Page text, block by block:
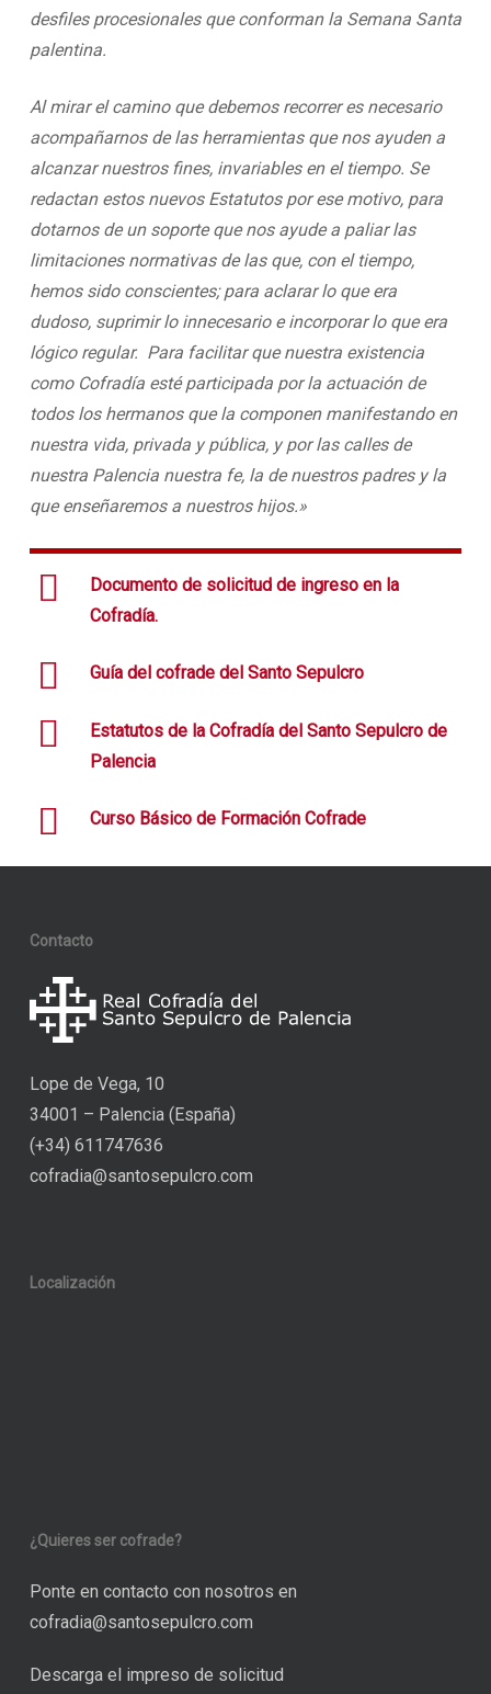
desfiles procesionales que conforman la Semana Santa
palentina.
Al mirar el camino que debemos recorrer es necesario
acompañarnos de las herramientas que nos ayuden a
alcanzar nuestros fines, invariables en el tiempo. Se
redactan estos nuevos Estatutos por ese motivo, para
dotarnos de un soporte que nos ayude a paliar las
limitaciones normativas de las que, con el tiempo,
hemos sido conscientes; para aclarar lo que era
dudoso, suprimir lo innecesario e incorporar lo que era
lógico regular. Para facilitar que nuestra existencia
como Cofradía esté participada por la actuación de
todos los hermanos que la componen manifestando en
nuestra vida, privada y pública, y por las calles de
nuestra Palencia nuestra fe, la de nuestros padres y la
que enseñaremos a nuestros hijos.»
Documento de solicitud de ingreso en la
Cofradía.
Guía del cofrade del Santo Sepulcro
Estatutos de la Cofradía del Santo Sepulcro de
Palencia
Curso Básico de Formación Cofrade
Contacto
Lope de Vega, 10
34001 – Palencia (España)
(+34) 611747636
cofradia@santosepulcro.com
Localización
¿Quieres ser cofrade?
Ponte en contacto con nosotros en
cofradia@santosepulcro.com
Descarga el impreso de solicitud